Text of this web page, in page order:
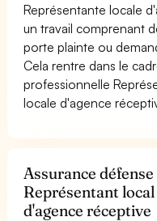
Représentante locale
un travail comprenant
porte plainte ou
Cela rentre dans le
professionnelle
locale d'agence
Assurance
Représentant
d'agence réceptive